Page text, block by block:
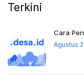
Terkini
Cara
Agustus